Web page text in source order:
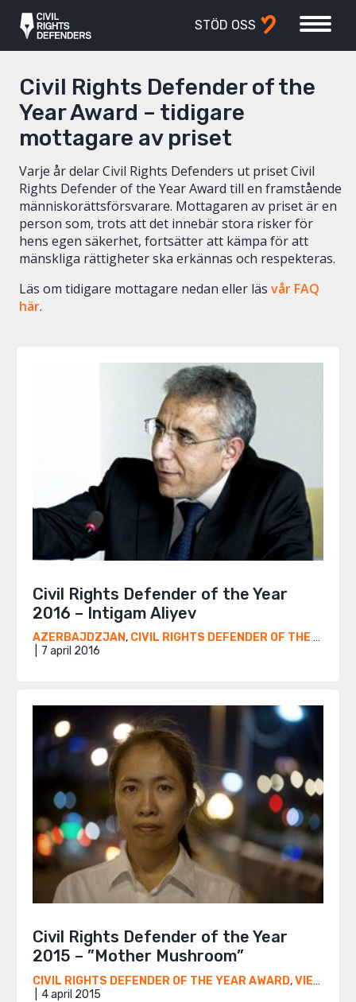
STÖD OSS
Civil Rights Defender of the
Year Award – tidigare
mottagare av priset
Varje år delar Civil Rights Defenders ut priset Civil
Rights Defender of the Year Award till en framstående
människorättsförsvarare. Mottagaren av priset är en
person som, trots att det innebär stora risker för
hens egen säkerhet, fortsätter att kämpa för att
mänskliga rättigheter ska erkännas och respekteras.
Läs om tidigare mottagare nedan eller läs vår FAQ
här.
Civil Rights Defender of the Year
2016 – Intigam Aliyev
AZERBAJDZJAN, CIVIL RIGHTS DEFENDER OF THE YEAR AWARD
7 april 2016
Civil Rights Defender of the Year
2015 – ”Mother Mushroom”
CIVIL RIGHTS DEFENDER OF THE YEAR AWARD,VIETNAM
4 april 2015